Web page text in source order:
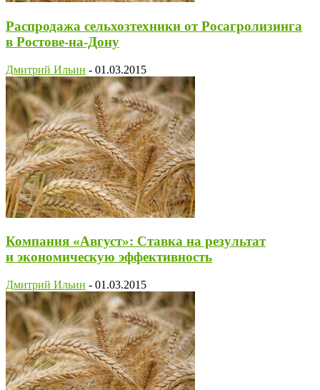
Распродажа сельхозтехники от Росагролизинга
в Ростове-на-Дону
Дмитрий Ильин - 01.03.2015
Компания «Август»: Ставка на результат
и экономическую эффективность
Дмитрий Ильин - 01.03.2015